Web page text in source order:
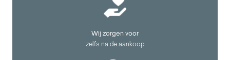
Wij zorgen voor
zelfs na de aankoop